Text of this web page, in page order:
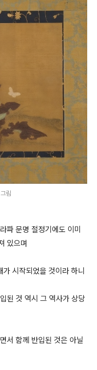
림
파 문명 절정기에도 이미
있으며
시작되었을 것이라 하니
된 것 역시 그 역사가 상당
서 함께 반입된 것은 아닐